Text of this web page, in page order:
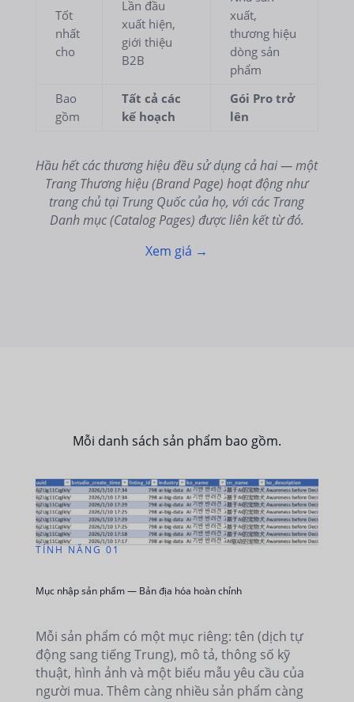
Tốt
nhất
cho
Lần đầu
xuất hiện,
giới thiệu
B2B
xuất,
thương hiệu
dòng sản
phẩm
Bao
gồm
Tất cả các
kế hoạch
Gói Pro trở
lên
Hầu hết các thương hiệu đều sử dụng cả hai — một
Trang Thương hiệu (Brand Page) hoạt động như
trang chủ tại Trung Quốc của họ, với các Trang
Danh mục (Catalog Pages) được liên kết từ đó.
Xem giá →
Mỗi danh sách sản phẩm bao gồm.
TÍNH NĂNG 01
Mục nhập sản phẩm — Bản địa hóa hoàn chỉnh
Mỗi sản phẩm có một mục riêng: tên (dịch tự
động sang tiếng Trung), mô tả, thông số kỹ
thuật, hình ảnh và một biểu mẫu yêu cầu của
người mua. Thêm càng nhiều sản phẩm càng